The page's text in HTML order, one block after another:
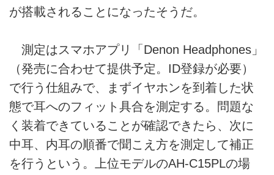
が搭載されることになったそうだ。
測定はスマホアプリ「Denon Headphones」
（発売に合わせて提供予定。ID登録が必要）
で行う仕組みで、まずイヤホンを到着した状
態で耳へのフィット具合を測定する。問題な
く装着できていることが確認できたら、次に
中耳、内耳の順番で聞こえ方を測定して補正
を行うという。上位モデルのAH-C15PLの場